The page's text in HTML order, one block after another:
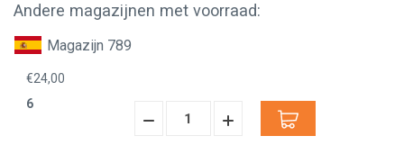
Andere magazijnen met voorraad:
Magazijn 789
€24,00
6
Hoeveelheid
Hoeveelheid